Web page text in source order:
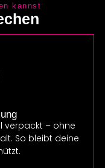
kannst
verpackt – ohne
So bleibt deine